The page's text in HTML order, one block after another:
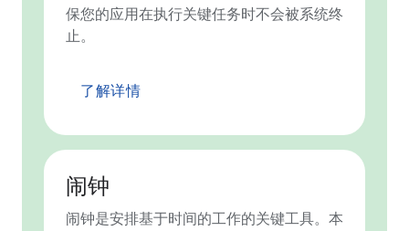
保您的应用在执行关键任务时不会被系统终
止。
了解详情
闹钟
闹钟是安排基于时间的工作的关键工具。本